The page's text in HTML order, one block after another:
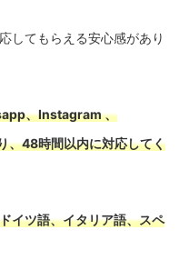
してもらえる安心感があり
、Instagram 、
、48時間以内に対応してく
イツ語、イタリア語、スペ